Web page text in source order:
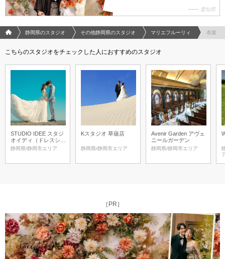
愛知県
フォトウエディング/結婚写真のPhotorait ホーム
静岡県のスタジオ その他静岡県のスタジオ マリエフルーリィ 衣装
こちらのスタジオをチェックした人におすすめのスタジオ
STUDIO IDEE スタジ
オイディ（ドレスショ
ップ ボンクルール
静岡県/静岡市エリア
Kスタジオ 草薙店
静岡県/静岡市エリア
Avenir Garden アヴェ
ニールガーデン
静岡県/静岡市エリア
［PR］